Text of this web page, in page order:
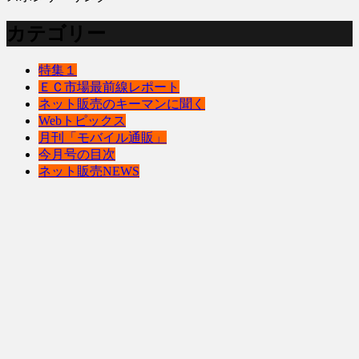
カテゴリー
特集１
ＥＣ市場最前線レポート
ネット販売のキーマンに聞く
Webトピックス
月刊「モバイル通販」
今月号の目次
ネット販売NEWS